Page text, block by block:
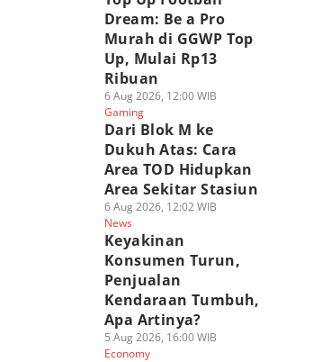
Dream: Be a Pro
Murah di GGWP Top
Up, Mulai Rp13
Ribuan
6 Aug 2026, 12:00 WIB
Gaming
Dari Blok M ke
Dukuh Atas: Cara
Area TOD Hidupkan
Area Sekitar Stasiun
6 Aug 2026, 12:02 WIB
News
Keyakinan
Konsumen Turun,
Penjualan
Kendaraan Tumbuh,
Apa Artinya?
5 Aug 2026, 16:00 WIB
Economy